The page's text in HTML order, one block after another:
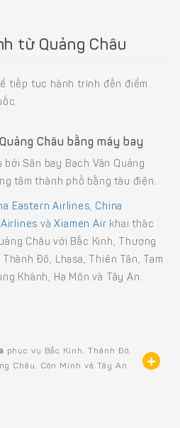
từ Quảng Châu
tiếp tục hành trình đến điểm
Châu bằng máy bay
Sân bay Bạch Vân Quảng
tâm thành phố bằng tàu điện.
Eastern Airlines, China
Airlines vàXiamen Air khai thác
Châu với Bắc Kinh, Thượng
Thành Đô, Lhasa, Thiên Tân, Tam
Khánh, Hạ Môn và Tây An.
phục vụ Bắc Kinh, Thành Đô,
Châu, Côn Minh và Tây An